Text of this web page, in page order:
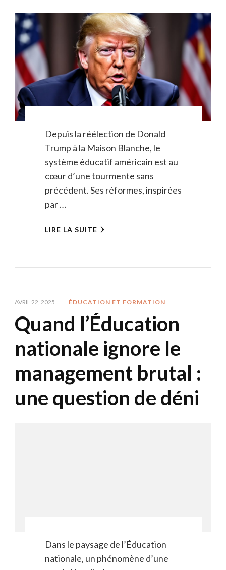
Depuis la réélection de Donald
Trump à la Maison Blanche, le
système éducatif américain est au
cœur d’une tourmente sans
précédent. Ses réformes, inspirées
par …
LIRE LA SUITE
AVRIL 22, 2025 ÉDUCATION ET FORMATION
Quand l’Éducation
nationale ignore le
management brutal :
une question de déni
Dans le paysage de l’Éducation
nationale, un phénomène d’une